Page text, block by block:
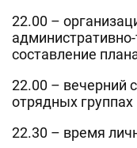
22.00 –
составление
22.00 – вечерний
отрядных группах
22.30 – время